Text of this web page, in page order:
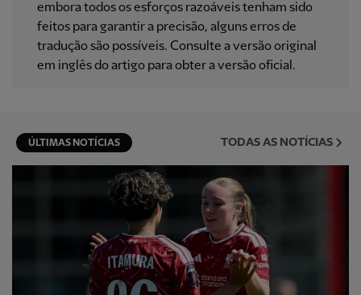
embora todos os esforços razoáveis ​​tenham sido
feitos para garantir a precisão, alguns erros de
tradução são possíveis. Consulte a versão original
em inglês do artigo para obter a versão oficial.
ÚLTIMAS NOTÍCIAS TODAS AS NOTÍCIAS